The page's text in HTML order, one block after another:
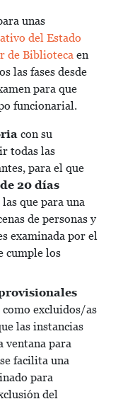
unas
del Estado
de Biblioteca en
las fases desde
para que
funcionarial.
con su
todas las
para el que
20 días
que para una
de personas y
examinada por el
cumple los
excluidos/as
las instancias
ventana para
facilita una
para
del